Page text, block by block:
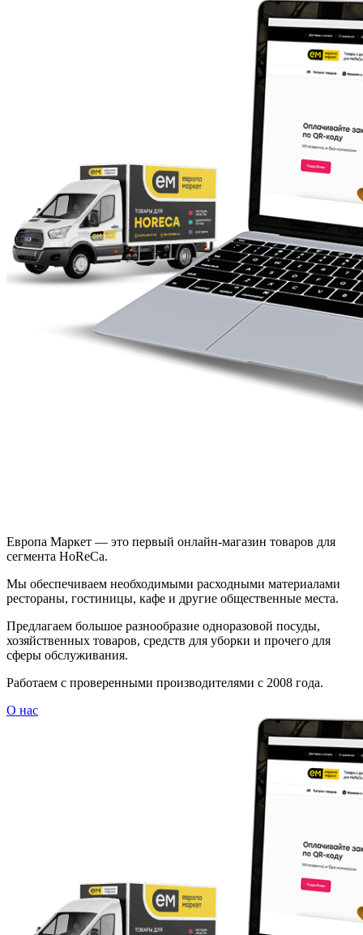
Европа Маркет — это первый онлайн-магазин товаров для
сегмента HoReCa.
Мы обеспечиваем необходимыми расходными материалами
рестораны, гостиницы, кафе и другие общественные места.
Предлагаем большое разнообразие одноразовой посуды,
хозяйственных товаров, средств для уборки и прочего для
сферы обслуживания.
Работаем с проверенными производителями с 2008 года.
О нас